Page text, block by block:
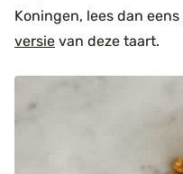
Koningen, lees dan eens
versie van deze taart.